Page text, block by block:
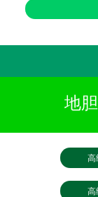
地
高
高